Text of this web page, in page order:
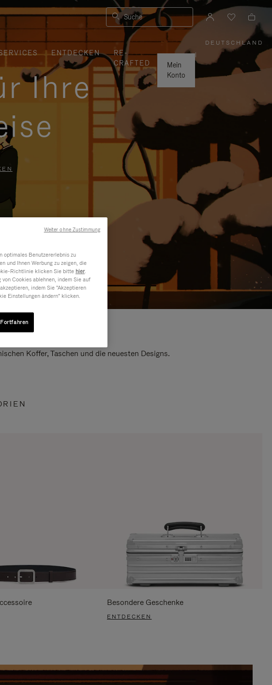
Suche
ENTDECKEN
RE-
CRAFTED
Mein
Konto
DEUTSCHLAND
,
WÄHLEN
IHRE
REGION
AUS
|
Ihre
Koffer, Taschen und die neuesten Designs.
Besondere Geschenke
ENTDECKEN
optimales Benutzererlebnis zu
und Ihnen Werbung zu zeigen, die
Richtlinie klicken Sie bitte hier.
Cookies ablehnen, indem Sie auf
indem Sie "Akzeptieren
Einstellungen ändern" klicken.
Weiter ohne Zustimmung